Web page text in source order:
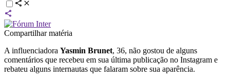
Compartilhar matéria
A influenciadora Yasmin Brunet, 36, não gostou de alguns
comentários que recebeu em sua última publicação no Instagram e
rebateu alguns internautas que falaram sobre sua aparência.